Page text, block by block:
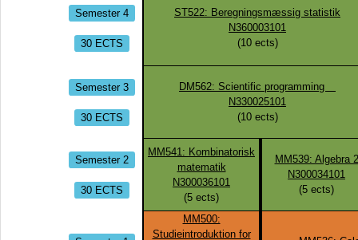
Semester 4
30 ECTS
ST522: Beregningsmæssig statistik
N360003101
(10ects)
Semester 3
30 ECTS
DM562: Scientific programming
N330025101
(10ects)
Semester 2
30 ECTS
MM541: Kombinatorisk
matematik
N300036101
(5 ects)
MM539: Algebra 2
N300034101
(5 ects)
MM500:
Studieintroduktion for